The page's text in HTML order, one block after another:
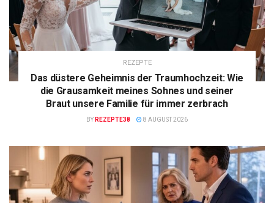
REZEPTE
Das düstere Geheimnis der Traumhochzeit: Wie
die Grausamkeit meines Sohnes und seiner
Braut unsere Familie für immer zerbrach
BY REZEPTE38 8 AUGUST 2026